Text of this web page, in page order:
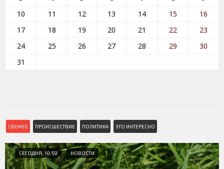
10
11 12 13 14 15
16
17
18 19 20 21 22
23
24
25 26 27 28 29
30
31
СВЕЖЕЕ ПРОИСШЕСТВИЕ ПОЛИТИКА ЭТО ИНТЕРЕСНО
СЕГОДНЯ, 10:59 НОВОСТИ